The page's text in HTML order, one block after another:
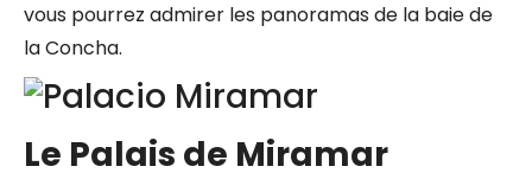
vous pourrez admirer les panoramas de la baie de
la Concha.
Le Palais de Miramar